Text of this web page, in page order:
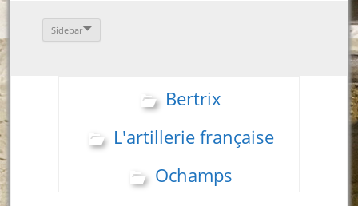
Sidebar
Bertrix
L'artillerie française
Ochamps